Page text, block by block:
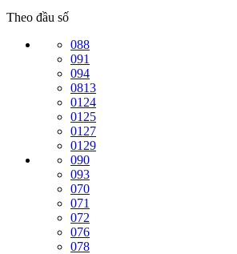
Theo đầu số
088
091
094
0813
0124
0125
0127
0129
090
093
070
071
072
076
078